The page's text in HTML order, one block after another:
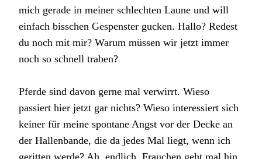
mich gerade in meiner schlechten Laune und will
einfach bisschen Gespenster gucken. Hallo? Redest
du noch mit mir? Warum müssen wir jetzt immer
noch so schnell traben?
Pferde sind davon gerne mal verwirrt. Wieso
passiert hier jetzt gar nichts? Wieso interessiert sich
keiner für meine spontane Angst vor der Decke an
der Hallenbande, die da jedes Mal liegt, wenn ich
geritten werde? Ah, endlich, Frauchen geht mal hin